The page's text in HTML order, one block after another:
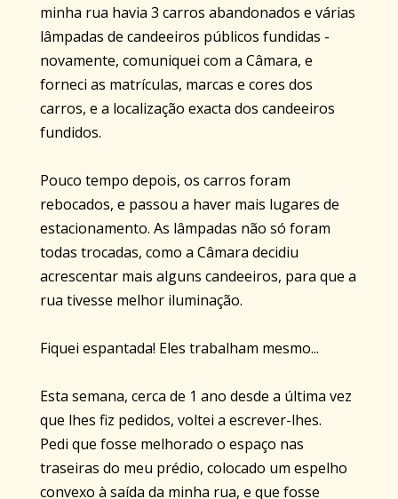
minha rua havia 3 carros abandonados e várias
lâmpadas de candeeiros públicos fundidas -
novamente, comuniquei com a Câmara, e
forneci as matrículas, marcas e cores dos
carros, e a localização exacta dos candeeiros
fundidos.
Pouco tempo depois, os carros foram
rebocados, e passou a haver mais lugares de
estacionamento. As lâmpadas não só foram
todas trocadas, como a Câmara decidiu
acrescentar mais alguns candeeiros, para que a
rua tivesse melhor iluminação.
Fiquei espantada! Eles trabalham mesmo...
Esta semana, cerca de 1 ano desde a última vez
que lhes fiz pedidos, voltei a escrever-lhes.
Pedi que fosse melhorado o espaço nas
traseiras do meu prédio, colocado um espelho
convexo à saída da minha rua, e que fosse